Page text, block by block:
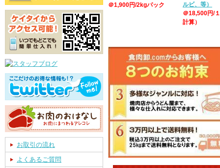
お取引の流れ
よくあるご質問
＠1,900円/2kgパック
ルビ、等）
＠18,500円/
計算）